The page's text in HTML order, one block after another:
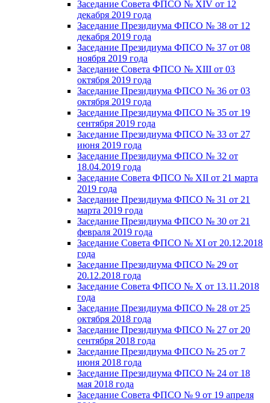
Заседание Совета ФПСО № XIV от 12
декабря 2019 года
Заседание Президиума ФПСО № 38 от 12
декабря 2019 года
Заседание Президиума ФПСО № 37 от 08
ноября 2019 года
Заседание Совета ФПСО № XIII от 03
октября 2019 года
Заседание Президиума ФПСО № 36 от 03
октября 2019 года
Заседание Президиума ФПСО № 35 от 19
сентября 2019 года
Заседание Президиума ФПСО № 33 от 27
июня 2019 года
Заседание Президиума ФПСО № 32 от
18.04.2019 года
Заседание Совета ФПСО № XII от 21 марта
2019 года
Заседание Президиума ФПСО № 31 от 21
марта 2019 года
Заседание Президиума ФПСО № 30 от 21
февраля 2019 года
Заседание Совета ФПСО № XI от 20.12.2018
года
Заседание Президиума ФПСО № 29 от
20.12.2018 года
Заседание Совета ФПСО № X от 13.11.2018
года
Заседание Президиума ФПСО № 28 от 25
октября 2018 года
Заседание Президиума ФПСО № 27 от 20
сентября 2018 года
Заседание Президиума ФПСО № 25 от 7
июня 2018 года
Заседание Президиума ФПСО № 24 от 18
мая 2018 года
Заседание Совета ФПСО № 9 от 19 апреля